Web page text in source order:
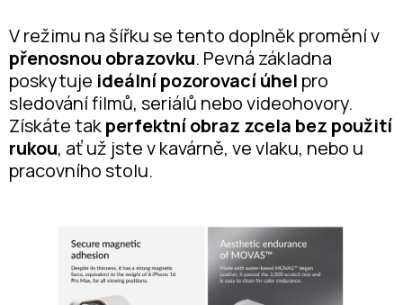
V režimu na šířku se tento doplněk promění v
přenosnou obrazovku. Pevná základna
poskytuje ideální pozorovací úhel pro
sledování filmů, seriálů nebo videohovory.
Získáte takperfektní obraz zcela bez použití
rukou, ať už jste v kavárně, ve vlaku, nebo u
pracovního stolu.